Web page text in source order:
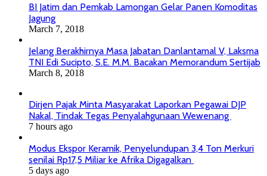
BI Jatim dan Pemkab Lamongan Gelar Panen Komoditas
Jagung
March 7, 2018
Jelang Berakhirnya Masa Jabatan Danlantamal V, Laksma
TNI Edi Sucipto, S.E. M.M. Bacakan Memorandum Sertijab
March 8, 2018
Dirjen Pajak Minta Masyarakat Laporkan Pegawai DJP
Nakal, Tindak Tegas Penyalahgunaan Wewenang
7 hours ago
Modus Ekspor Keramik, Penyelundupan 3,4 Ton Merkuri
senilai Rp17,5 Miliar ke Afrika Digagalkan
5 days ago